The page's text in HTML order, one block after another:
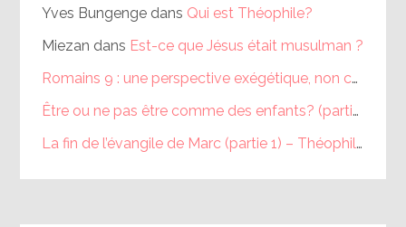
Yves Bungengedans Qui est Théophile?
Miezan dans Est-ce que Jésus était musulman ?
Romains 9 : une perspective exégétique, non calviniste (partie 1) – Théophile
Être ou ne pas être comme des enfants? (partie 1) – Théophile
La fin de l’évangile de Marc (partie 1) – Théophile